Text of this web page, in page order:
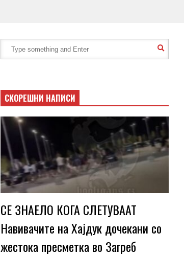
СКОРЕШНИ НАПИСИ
СЕ ЗНАЕЛО КОГА СЛЕТУВААТ
Навивачите на Хајдук дочекани со
жестока пресметка во Загреб